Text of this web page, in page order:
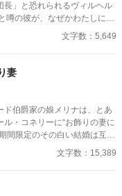
長」と恐れられるヴィルヘル
噂の彼が、なぜかわたしにだ
ただ一つ。彼
を抱きしめて囁くたび、な
れるなら、僕はこの匂いの
んなに凍りつくの。 ――わ
※二人にとって
ドです。 ※ほの暗いホラー風
さがありますが、ヒロイン
文字数：5,649
妻
伯爵家の娘メリナは、とあ
・コネリーに“お飾りの妻に
間限定のその白い結婚は互い
が、メリナは過去に優しく
そかにずっと想いを寄せて
文字数：15,389